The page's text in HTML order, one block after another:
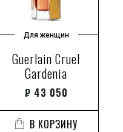
Для женщин
Guerlain Cruel
Gardenia
₽ 43 050
В КОРЗИНУ